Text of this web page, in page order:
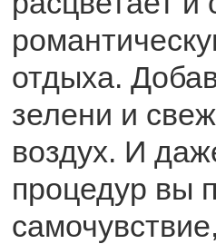
отдыха.
зелени и
воздух. И
процедур вы